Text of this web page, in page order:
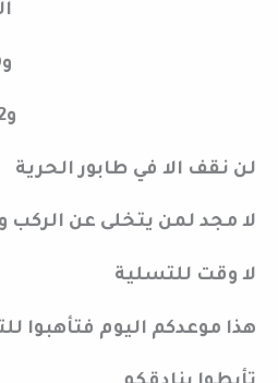
الى 25 دولة
و450 مليون عربي
و2 مليار مسلم
لن نقف الا في طابور الحرية
لا مجد لمن يتخلى عن الركب
لا وقت للتسلية
هذا موعدكم اليوم فتأهبوا